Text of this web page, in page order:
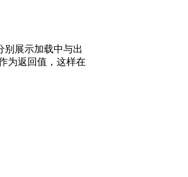
别展示加载中与出
为返回值，这样在